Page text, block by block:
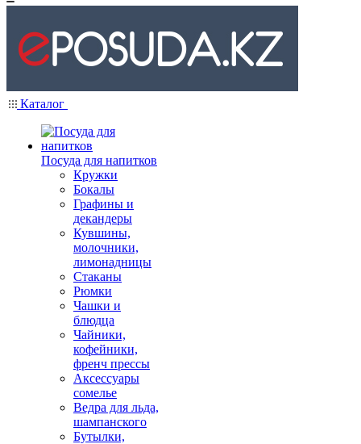
Каталог
Посуда для напитков
Кружки
Бокалы
Графины и
декандеры
Кувшины,
молочники,
лимонадницы
Стаканы
Рюмки
Чашки и
блюдца
Чайники,
кофейники,
френч прессы
Аксессуары
сомелье
Ведра для льда,
шампанского
Бутылки,